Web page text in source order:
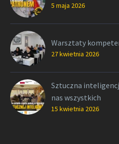
5 maja 2026
Warsztaty
27 kwietnia 2026
Sztuczna
nas wszystkich
15 kwietnia 2026